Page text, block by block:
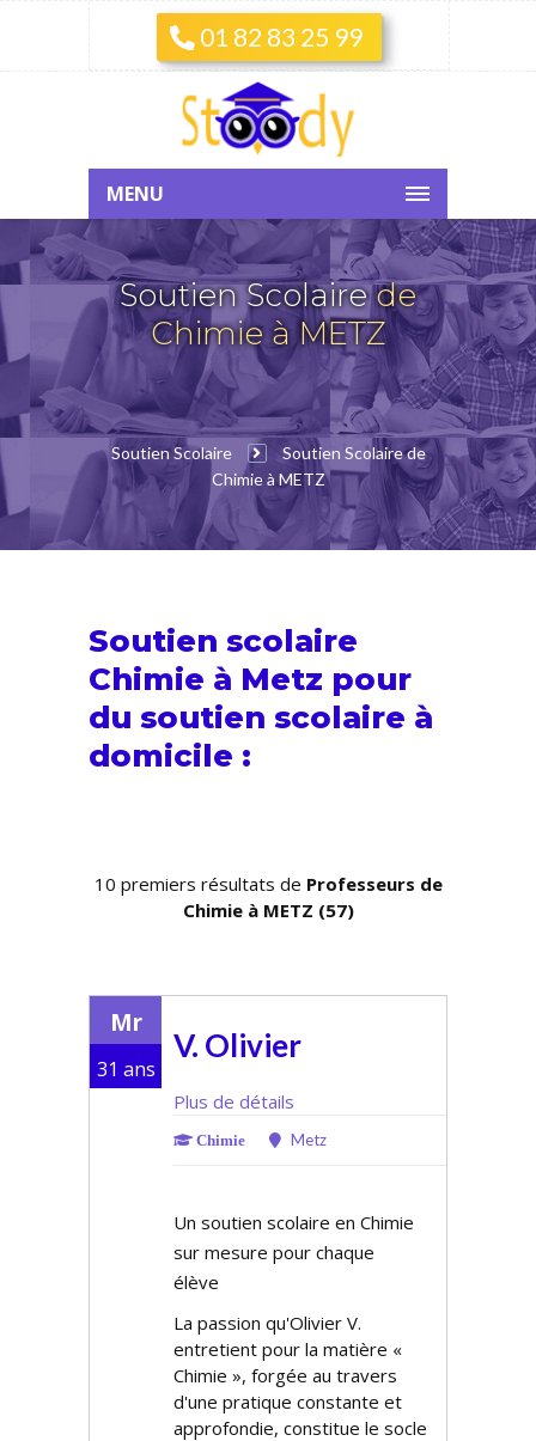
01 82 83 25 99
MENU
Soutien Scolairede
Chimie à METZ
Soutien Scolaire
Soutien Scolaire de
Chimie à METZ
Soutien scolaire
Chimie à Metz pour
du soutien scolaire à
domicile :
10 premiers résultats de Professeurs de
Chimie à METZ (57)
Mr
31 ans
V. Olivier
Plus de détails
Chimie Metz
Un soutien scolaire en Chimie
sur mesure pour chaque
élève
La passion qu'Olivier V.
entretient pour la matière «
Chimie », forgée au travers
d'une pratique constante et
approfondie, constitue le socle